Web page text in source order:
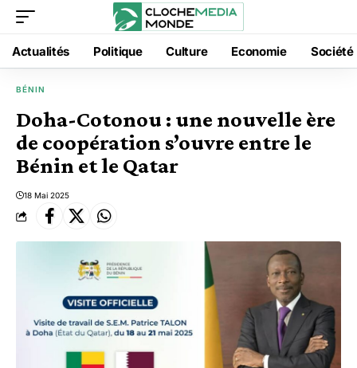
Actualités Politique Culture Economie Société
BÉNIN
Doha-Cotonou : une nouvelle ère
de coopération s’ouvre entre le
Bénin et le Qatar
18 Mai 2025